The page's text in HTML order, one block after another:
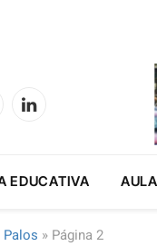
LinkedIn
EDUCATIVA AULA
» Página 2